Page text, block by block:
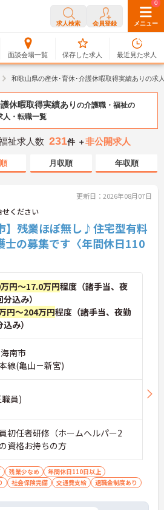
求人検索 会員登録 メニュー
面談会場一覧
0
保存した求人
0
最近見た求人
和歌山県の産休･育休･介護休暇取得実績ありの求
休暇取得実績あり の介護職・福祉の
人・転職一覧
祉求人数 231件 ＋非公開求人
月収順 年収順
更新日：2026年08月07日
ください
】残業ほぼ無し♪住宅型有料
士の募集です〈年間休日110
円～17.0万円程度（諸手当、夜
込み）
円～204万円程度（諸手当、夜勤
み）
南市
線(亀山－新宮)
員)
初任者研修（ホームヘルパー2
資格お持ちの方
残業少なめ
年間休日110日以上
社会保険完備 交通費支給 退職金制度あり